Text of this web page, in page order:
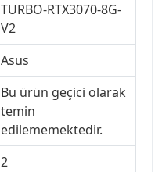
TURBO-RTX3070-8G-
V2
Asus
Bu ürün geçici olarak
temin
edilememektedir.
2